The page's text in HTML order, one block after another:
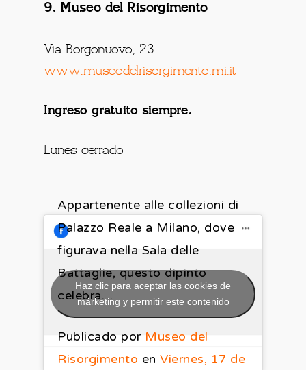
9. Museo del Risorgimento
Via Borgonuovo, 23
www.museodelrisorgimento.mi.it
Ingreso gratuito siempre.
Lunes cerrado
Appartenente alle collezioni di
Palazzo Reale a Milano, dove
figurava nella Sala delle
Battaglie, questo dipinto
celebra…
Publicado por Museo del
Risorgimento enViernes, 17 de
Haz clic para aceptar las cookies de
márketing y permitir este contenido